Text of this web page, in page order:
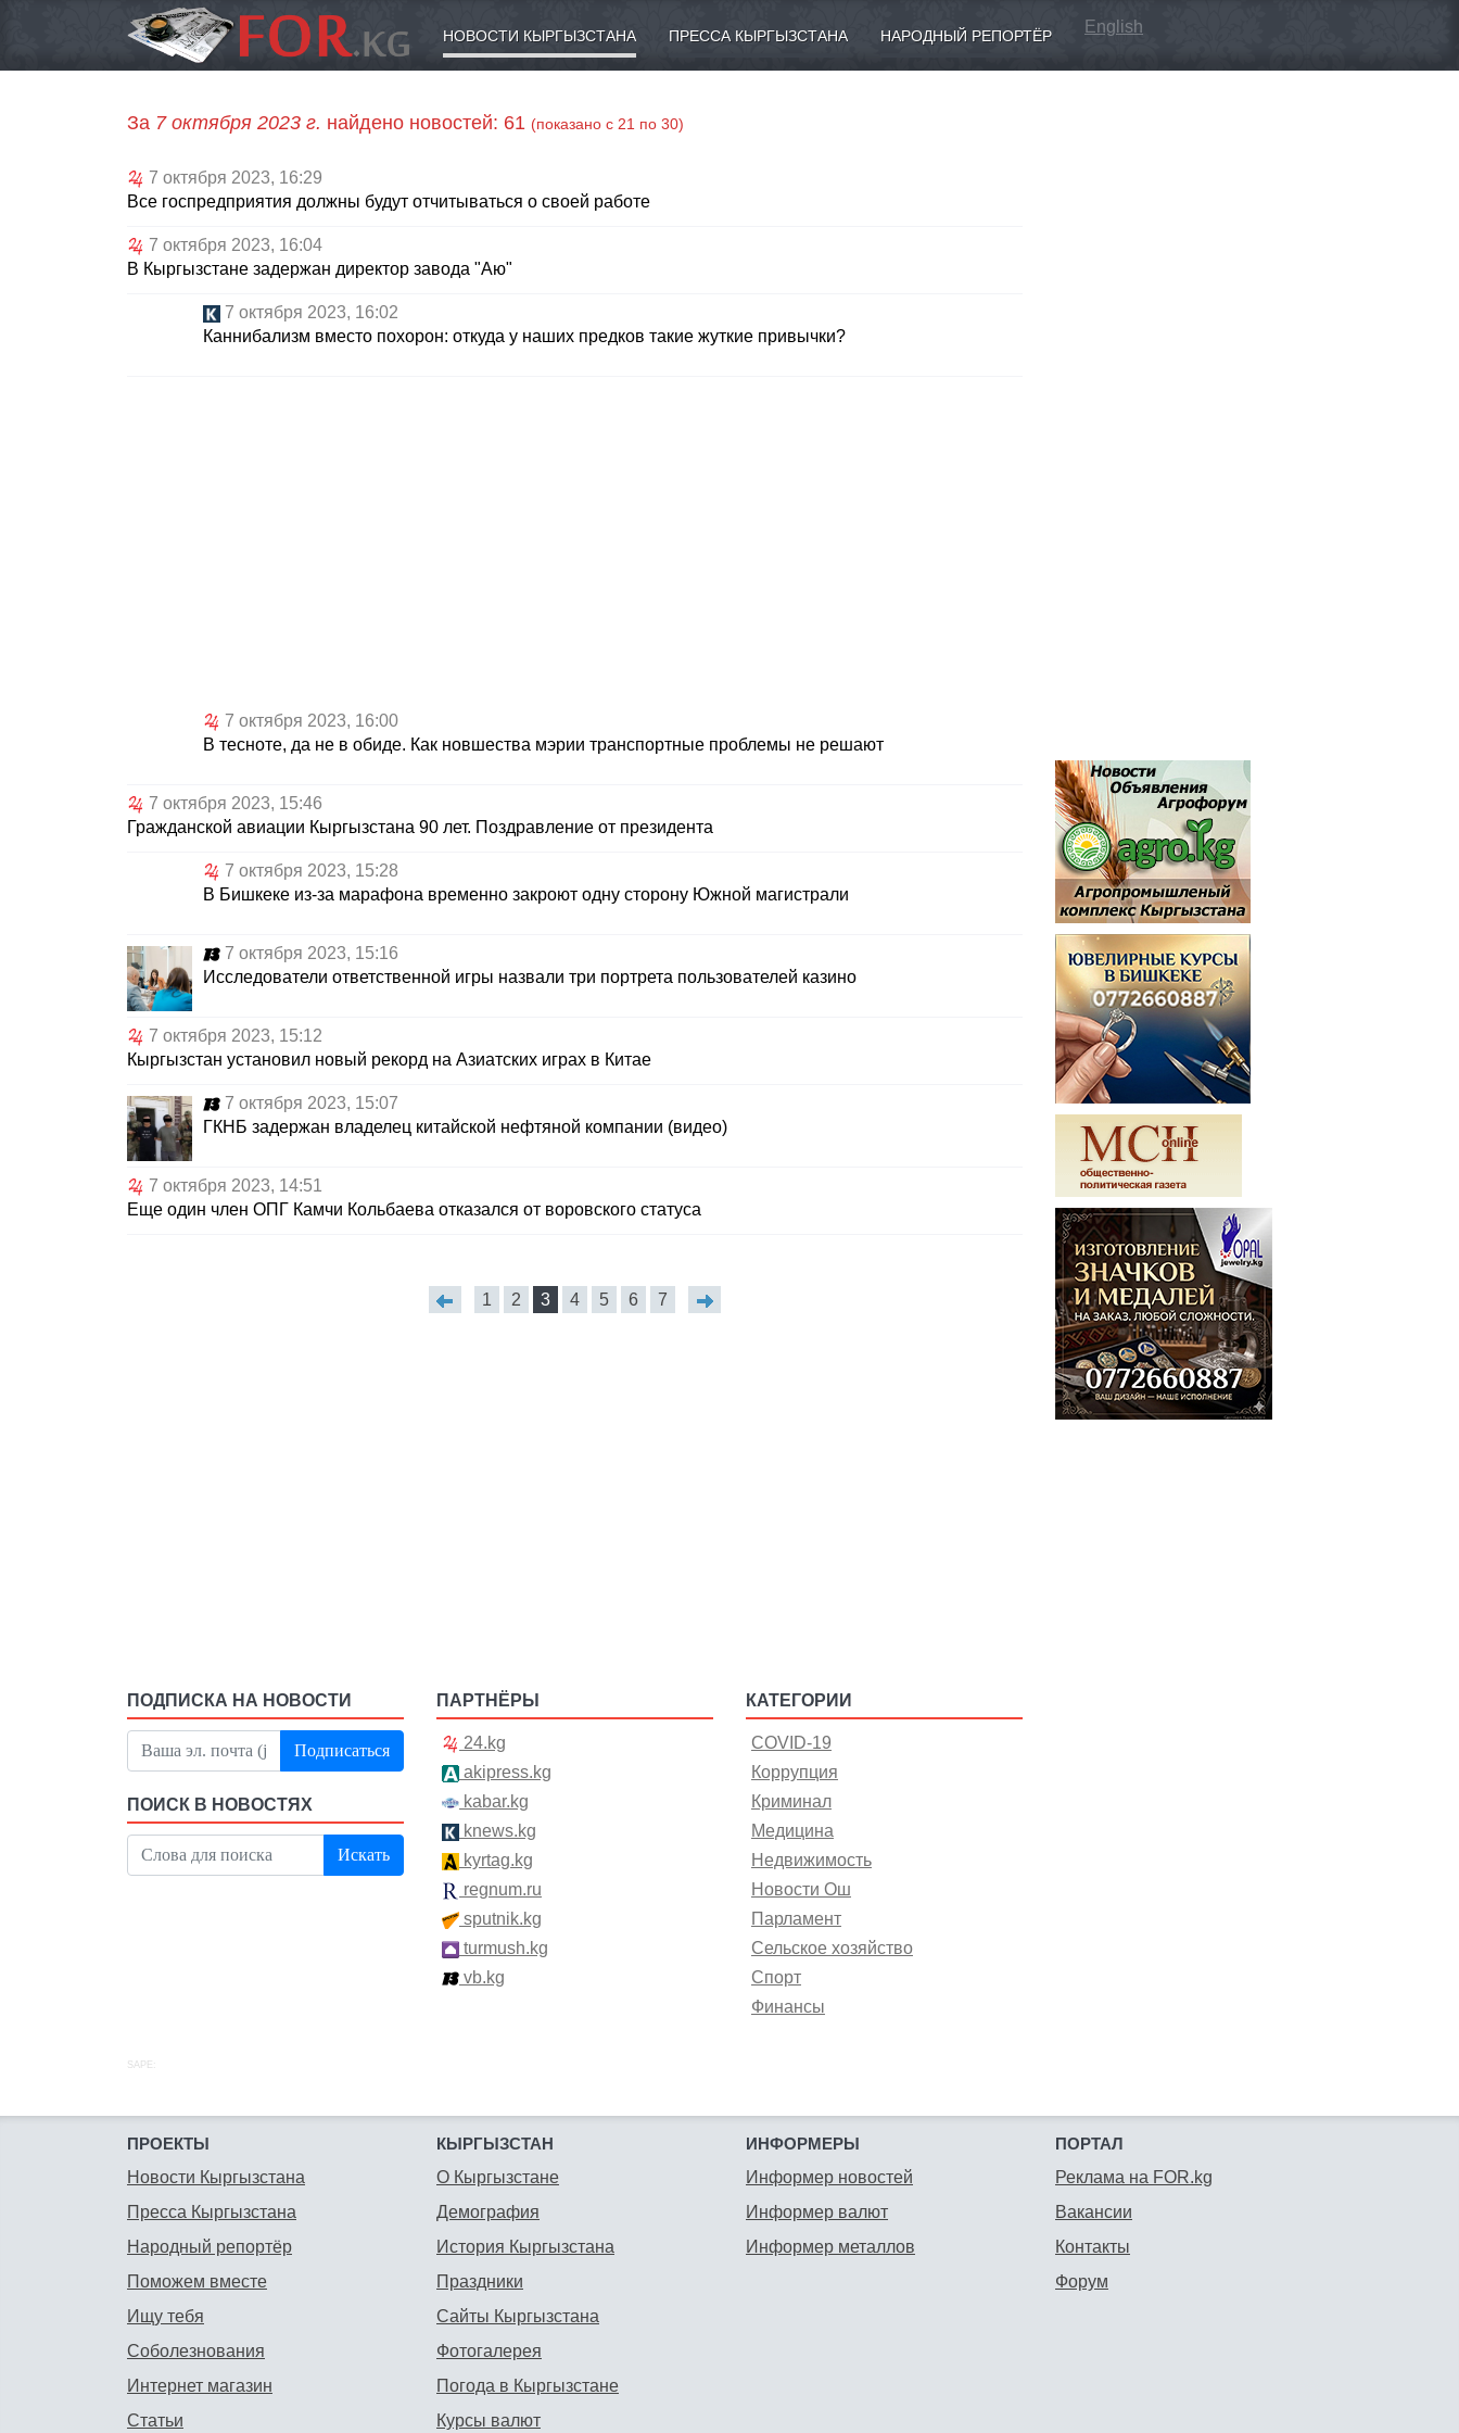
НОВОСТИ КЫРГЫЗСТАНА ПРЕССА КЫРГЫЗСТАНА НАРОДНЫЙ РЕПОРТЁР English
За 7 октября 2023 г. найдено новостей: 61 (показано с 21 по 30)
7 октября 2023, 16:29
Все госпредприятия должны будут отчитываться о своей работе
7 октября 2023, 16:04
В Кыргызстане задержан директор завода "Аю"
7 октября 2023, 16:02
Каннибализм вместо похорон: откуда у наших предков такие жуткие привычки?
7 октября 2023, 16:00
В тесноте, да не в обиде. Как новшества мэрии транспортные проблемы не решают
7 октября 2023, 15:46
Гражданской авиации Кыргызстана 90 лет. Поздравление от президента
7 октября 2023, 15:28
В Бишкеке из-за марафона временно закроют одну сторону Южной магистрали
7 октября 2023, 15:16
Исследователи ответственной игры назвали три портрета пользователей казино
7 октября 2023, 15:12
Кыргызстан установил новый рекорд на Азиатских играх в Китае
7 октября 2023, 15:07
ГКНБ задержан владелец китайской нефтяной компании (видео)
7 октября 2023, 14:51
Еще один член ОПГ Камчи Кольбаева отказался от воровского статуса
1 2 3 4 5 6 7
ПОДПИСКА НА НОВОСТИ
Подписаться
ПОИСК В НОВОСТЯХ
Искать
ПАРТНЁРЫ
24.kg
akipress.kg
kabar.kg
knews.kg
kyrtag.kg
regnum.ru
sputnik.kg
turmush.kg
vb.kg
КАТЕГОРИИ
COVID-19
Коррупция
Криминал
Медицина
Недвижимость
Новости Ош
Парламент
Сельское хозяйство
Спорт
Финансы
SAPE:
ПРОЕКТЫ
Новости Кыргызстана
Пресса Кыргызстана
Народный репортёр
Поможем вместе
Ищу тебя
Соболезнования
Интернет магазин
Статьи
КЫРГЫЗСТАН
О Кыргызстане
Демография
История Кыргызстана
Праздники
Сайты Кыргызстана
Фотогалерея
Погода в Кыргызстане
Курсы валют
ИНФОРМЕРЫ
Информер новостей
Информер валют
Информер металлов
ПОРТАЛ
Реклама на FOR.kg
Вакансии
Контакты
Форум